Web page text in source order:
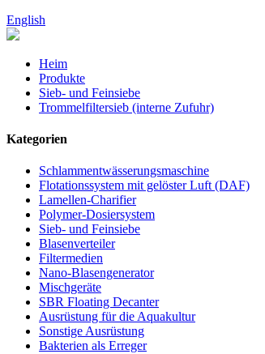
English
Heim
Produkte
Sieb- und Feinsiebe
Trommelfiltersieb (interne Zufuhr)
Kategorien
Schlammentwässerungsmaschine
Flotationssystem mit gelöster Luft (DAF)
Lamellen-Charifier
Polymer-Dosiersystem
Sieb- und Feinsiebe
Blasenverteiler
Filtermedien
Nano-Blasengenerator
Mischgeräte
SBR Floating Decanter
Ausrüstung für die Aquakultur
Sonstige Ausrüstung
Bakterien als Erreger